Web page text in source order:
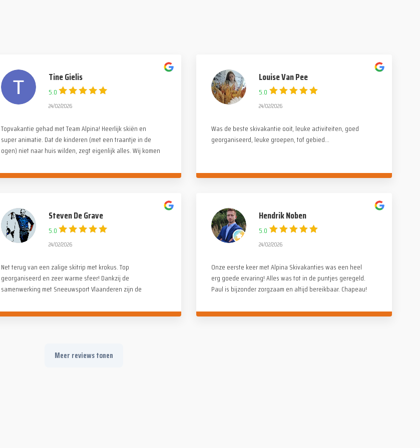
Tine Gielis
5.0
24/02/2026
Topvakantie gehad met Team Alpina! Heerlijk skiën en
super animatie. Dat de kinderen (met een traantje in de
ogen) niet naar huis wilden, zegt eigenlijk alles. Wij komen
Louise Van Pee
5.0
24/02/2026
Was de beste skivakantie ooit, leuke activiteiten, goed
georganiseerd, leuke groepen, tof gebied...
Steven De Grave
5.0
24/02/2026
Net terug van een zalige skitrip met krokus. Top
georganiseerd en zeer warme sfeer! Dankzij de
samenwerking met Sneeuwsport Vlaanderen zijn de
en de ganse Alpina crew!
Hendrik Noben
5.0
24/02/2026
Onze eerste keer met Alpina Skivakanties was een heel
erg goede ervaring! Alles was tot in de puntjes geregeld.
Paul is bijzonder zorgzaam en altijd bereikbaar. Chapeau!
kinderen als volwassenen. Op en naast de piste
Meer reviews tonen